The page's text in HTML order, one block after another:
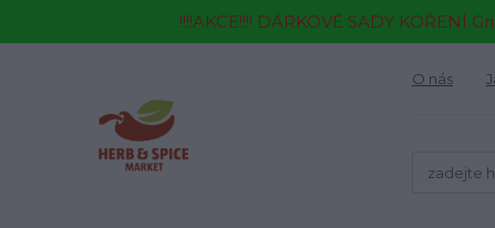
!!!!AKCE!!!! DÁRKOVÉ SADY KOŘENÍ
O nás